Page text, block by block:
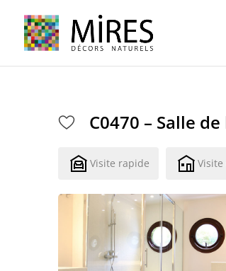
C0470 – Salle
Visite rapide